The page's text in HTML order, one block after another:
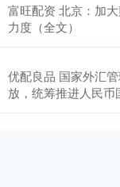
富旺配资 北京：加
力度（全文）
优配良品 国家外汇
放，统筹推进人民